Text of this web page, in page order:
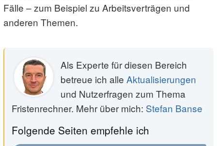
Fälle – zum Beispiel zu Arbeitsverträgen und
anderen Themen.
Als Experte für diesen Bereich
betreue ich alle Aktualisierungen
und Nutzerfragen zum Thema
Fristenrechner. Mehr über mich: Stefan Banse
Folgende Seiten empfehle ich